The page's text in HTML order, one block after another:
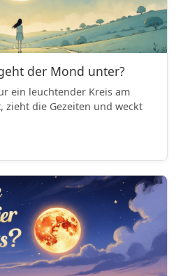
der Mond unter?
ein leuchtender Kreis am
zieht die Gezeiten und weckt